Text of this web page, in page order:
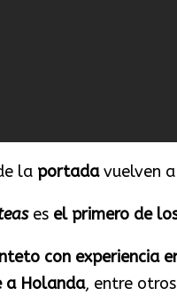
laportadavuelven
es el primero de
con experiencia
a Holanda, entre